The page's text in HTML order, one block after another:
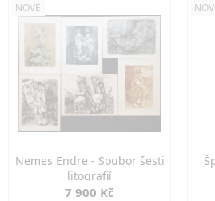
NOVÉ
Nemes Endre - Soubor šesti
litografií
7 900 Kč